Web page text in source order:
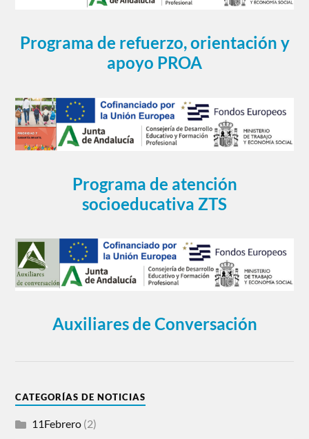
Programa de refuerzo, orientación y
apoyo PROA
Programa de atención
socioeducativa ZTS
Auxiliares de Conversación
CATEGORÍAS DE NOTICIAS
11Febrero (2)